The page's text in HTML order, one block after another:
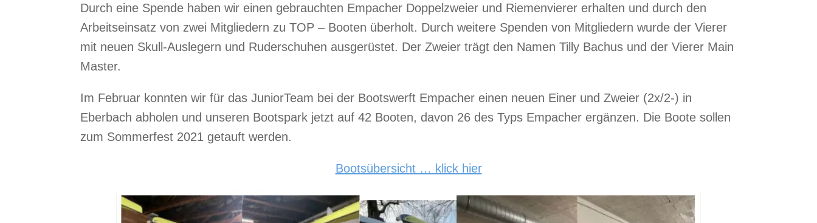
Durch eine Spende haben wir einen gebrauchten Empacher Doppelzweier und Riemenvierer erhalten und durch den
Arbeitseinsatz von zwei Mitgliedern zu TOP – Booten überholt. Durch weitere Spenden von Mitgliedern wurde der Vierer
mit neuen Skull-Auslegern und Ruderschuhen ausgerüstet. Der Zweier trägt den Namen Tilly Bachus und der Vierer Main
Master.
Im Februar konnten wir für das JuniorTeam bei der Bootswerft Empacher einen neuen Einer und Zweier (2x/2-) in
Eberbach abholen und unseren Bootspark jetzt auf 42 Booten, davon 26 des Typs Empacher ergänzen. Die Boote sollen
zum Sommerfest 2021 getauft werden.
Bootsübersicht … klick hier